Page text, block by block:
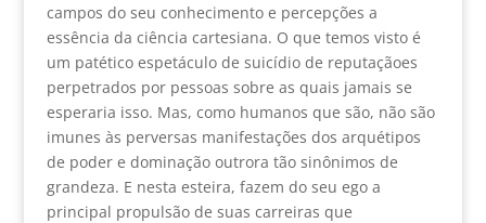
campos do seu conhecimento e percepções a
essência da ciência cartesiana. O que temos visto é
um patético espetáculo de suicídio de reputaçãoes
perpetrados por pessoas sobre as quais jamais se
esperaria isso. Mas, como humanos que são, não são
imunes às perversas manifestações dos arquétipos
de poder e dominação outrora tão sinônimos de
grandeza. E nesta esteira, fazem do seu ego a
principal propulsão de suas carreiras que